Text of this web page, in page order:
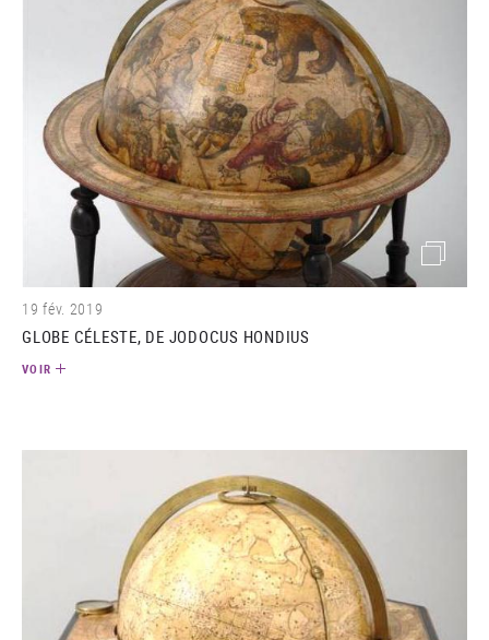
(image)
19 fév. 2019
GLOBE CÉLESTE, DE JODOCUS HONDIUS
VOIR